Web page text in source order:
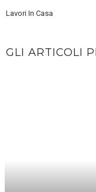
Lavori In Casa
GLI ARTICOLI